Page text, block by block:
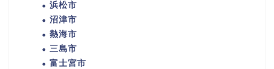
浜松市
沼津市
熱海市
三島市
富士宮市